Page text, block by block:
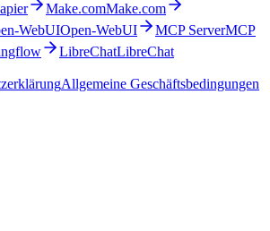
Make.comMake.com
WebUIOpen-WebUI MCP ServerMCP
LibreChatLibreChat
Allgemeine Geschäftsbedingungen